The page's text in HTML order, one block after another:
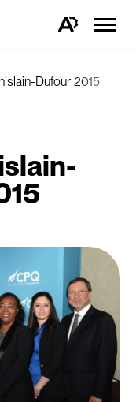
Ouvrez
d'accessibilité.
la
Dufour 2015